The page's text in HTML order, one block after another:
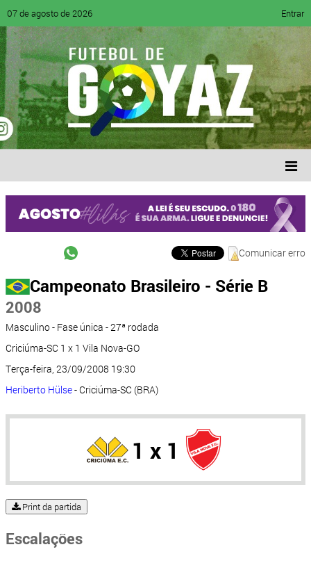
07 de agosto de 2026 Entrar
Comunicar erro
Campeonato Brasileiro - Série B
2008
Masculino - Fase única - 27ª rodada
Criciúma-SC 1 x 1 Vila Nova-GO
Terça-feira, 23/09/2008 19:30
Heriberto Hülse- Criciúma-SC (BRA)
1 x 1
Print da partida
Escalações